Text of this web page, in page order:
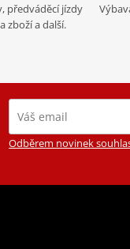
předváděcí jízdy
zboží a další.
Odběrem novinek